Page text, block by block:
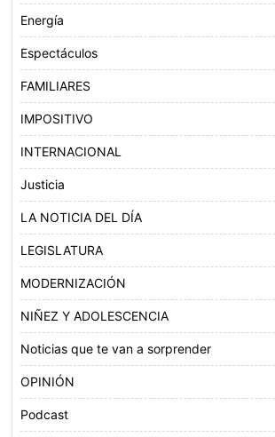
Energía
Espectáculos
FAMILIARES
IMPOSITIVO
INTERNACIONAL
Justicia
LA NOTICIA DEL DÍA
LEGISLATURA
MODERNIZACIÓN
NIÑEZ Y ADOLESCENCIA
Noticias que te van a sorprender
OPINIÓN
Podcast